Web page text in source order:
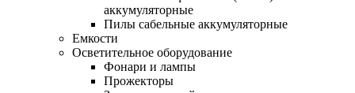
аккумуляторные
Пилы сабельные аккумуляторные
Емкости
Осветительное оборудование
Фонари и лампы
Прожекторы